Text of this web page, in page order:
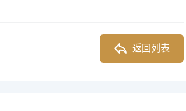
返回列表